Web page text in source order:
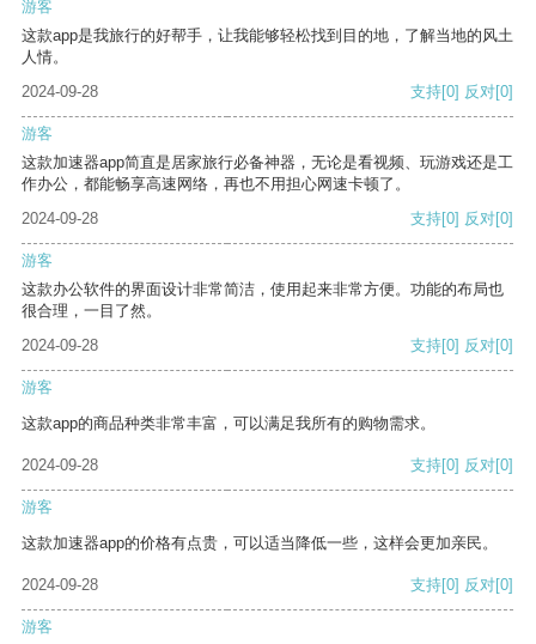
游客
这款app是我旅行的好帮手，让我能够轻松找到目的地，了解当地的风土
人情。
2024-09-28
支持[0] 反对[0]
游客
这款加速器app简直是居家旅行必备神器，无论是看视频、玩游戏还是工
作办公，都能畅享高速网络，再也不用担心网速卡顿了。
2024-09-28
支持[0] 反对[0]
游客
这款办公软件的界面设计非常简洁，使用起来非常方便。功能的布局也
很合理，一目了然。
2024-09-28
支持[0] 反对[0]
游客
这款app的商品种类非常丰富，可以满足我所有的购物需求。
2024-09-28 支持[0] 反对[0]
游客
这款加速器app的价格有点贵，可以适当降低一些，这样会更加亲民。
2024-09-28 支持[0] 反对[0]
游客